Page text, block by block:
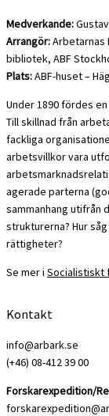
Medverkande:
Arrangör:Arbetarnas
bibliotek, ABF
Plats:ABF-huset –
Under 1890 fördes
Till skillnad från
fackliga
arbetsvillkor vara
agerade parterna
sammanhang utifrån
strukturerna? Hur
rättigheter?
Se mer i Socialistiskt
Kontakt
info@arbark.se
(+46) 08-412 39 00
Forskarexpedition/